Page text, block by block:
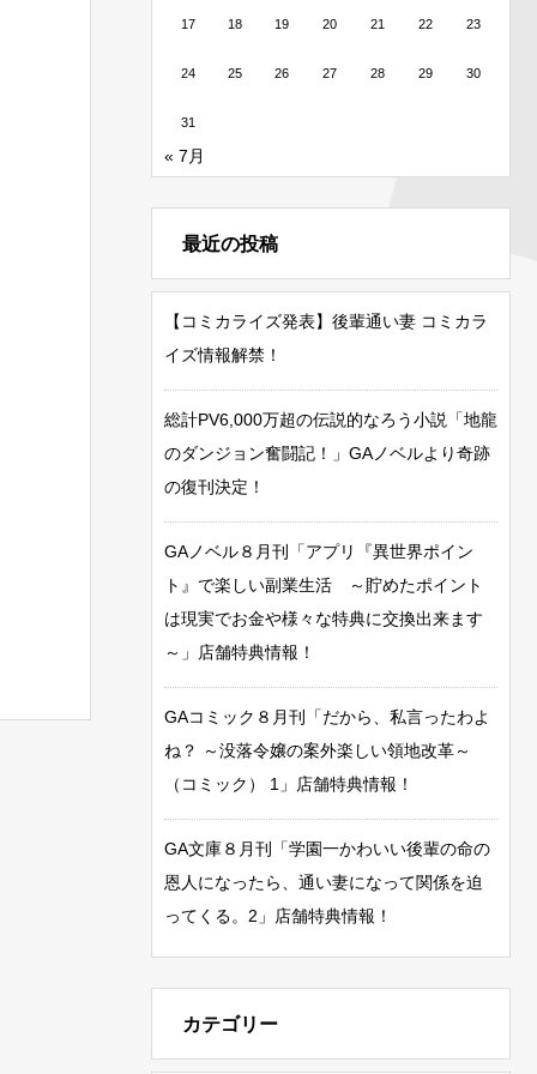
17 18 19 20 21 22 23
24 25 26 27 28 29 30
31
« 7月
最近の投稿
【コミカライズ発表】後輩通い妻 コミカラ
イズ情報解禁！
総計PV6,000万超の伝説的なろう小説「地龍
のダンジョン奮闘記！」GAノベルより奇跡
の復刊決定！
GAノベル８月刊「アプリ『異世界ポイン
ト』で楽しい副業生活 ～貯めたポイント
は現実でお金や様々な特典に交換出来ます
～」店舗特典情報！
GAコミック８月刊「だから、私言ったわよ
ね？ ～没落令嬢の案外楽しい領地改革～
（コミック） 1」店舗特典情報！
GA文庫８月刊「学園一かわいい後輩の命の
恩人になったら、通い妻になって関係を迫
ってくる。2」店舗特典情報！
カテゴリー